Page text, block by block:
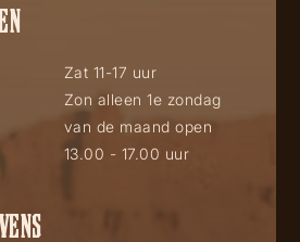
Zat 11-17 uur
Zon alleen 1e zondag
van de maand open
13.00 - 17.00 uur